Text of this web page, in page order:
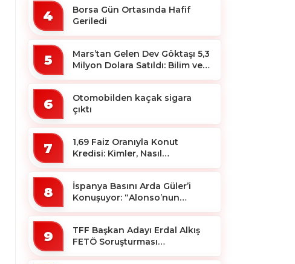
4
Borsa Gün Ortasında Hafif
Geriledi
5
Mars’tan Gelen Dev Göktaşı 5,3
Milyon Dolara Satıldı: Bilim ve
6
Otomobilden kaçak sigara
çıktı
7
1,69 Faiz Oranıyla Konut
Kredisi: Kimler, Nasıl
8
İspanya Basını Arda Güler’i
Konuşuyor: “Alonso’nun
9
TFF Başkan Adayı Erdal Alkış
FETÖ Soruşturması